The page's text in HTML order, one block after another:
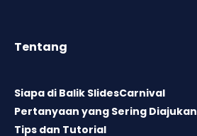
Tentang
Siapa di Balik SlidesCarnival
Pertanyaan yang Sering Diajukan
Tips dan Tutorial